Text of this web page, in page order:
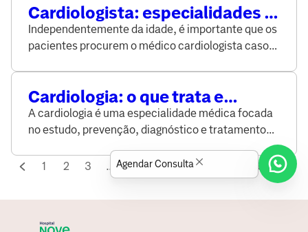
Cardiologista: especialidades e
quando consultar
Independentemente da idade, é importante que os
pacientes procurem o médico cardiologista caso
Cardiologia: o que trata e
consultas com especialista
A cardiologia é uma especialidade médica focada
no estudo, prevenção, diagnóstico e tratamento
1
2 3 ... 57 58 59 ... 64
Agendar Consulta